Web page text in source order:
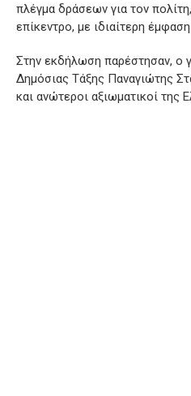
πλέγμα δράσεων για τον
επίκεντρο, με ιδιαίτερη
Στην εκδήλωση παρέστησαν, ο
Δημόσιας Τάξης Παναγιώτης
και ανώτεροι αξιωματικοί της